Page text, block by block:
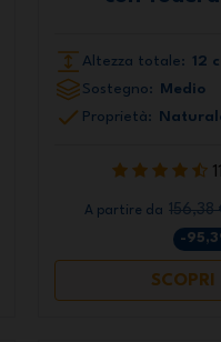
Altezza totale: 12
Sostegno:
Medio
Proprietà:
A partire da 156,38
-
SCOPRI